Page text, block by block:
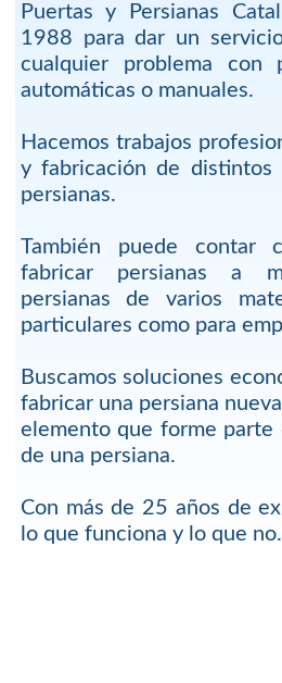
Puertas y Persianas
1988 para dar un
cualquier problema con
automáticas o manuales.
Hacemos trabajos
y fabricación de
persianas.
También puede contar
fabricar persianas a
persianas de varios
particulares como para
Buscamos soluciones
fabricar una persiana
elemento que forme parte
de una persiana.
Con más de 25 años de
lo que funciona y lo que no.